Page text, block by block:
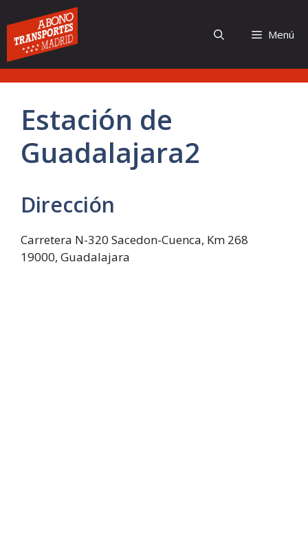
al
contenido
Menú
Estación de
Guadalajara2​
Dirección
Carretera N-320 Sacedon-Cuenca, Km 268
19000, Guadalajara